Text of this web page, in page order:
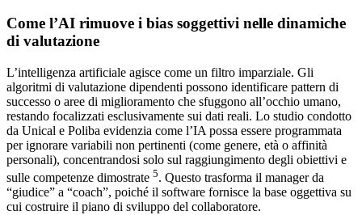
Come l’AI rimuove i bias soggettivi nelle dinamiche
di valutazione
L’intelligenza artificiale agisce come un filtro imparziale. Gli
algoritmi di valutazione dipendenti possono identificare pattern di
successo o aree di miglioramento che sfuggono all’occhio umano,
restando focalizzati esclusivamente sui dati reali. Lo studio condotto
da Unical e Poliba evidenzia come l’IA possa essere programmata
per ignorare variabili non pertinenti (come genere, età o affinità
personali), concentrandosi solo sul raggiungimento degli obiettivi e
sulle competenze dimostrate 5. Questo trasforma il manager da
“giudice” a “coach”, poiché il software fornisce la base oggettiva su
cui costruire il piano di sviluppo del collaboratore.